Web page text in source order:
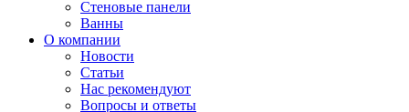
Стеновые панели
Ванны
О компании
Новости
Статьи
Нас рекомендуют
Вопросы и ответы